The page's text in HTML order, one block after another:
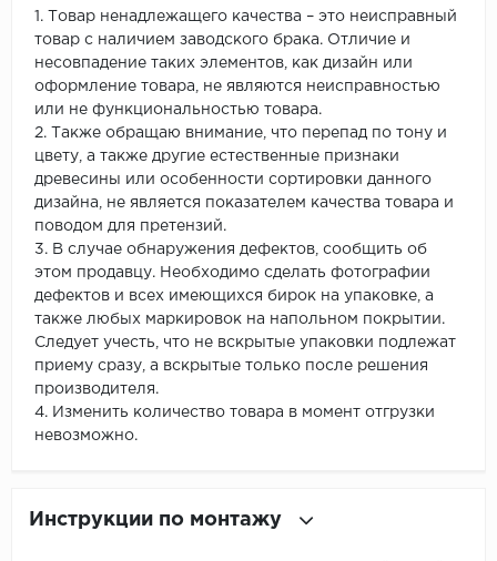
1. Товар ненадлежащего качества – это неисправный
товар с наличием заводского брака. Отличие и
несовпадение таких элементов, как дизайн или
оформление товара, не являются неисправностью
или не функциональностью товара.
2. Также обращаю внимание, что перепад по тону и
цвету, а также другие естественные признаки
древесины или особенности сортировки данного
дизайна, не является показателем качества товара и
поводом для претензий.
3. В случае обнаружения дефектов, сообщить об
этом продавцу. Необходимо сделать фотографии
дефектов и всех имеющихся бирок на упаковке, а
также любых маркировок на напольном покрытии.
Следует учесть, что не вскрытые упаковки подлежат
приему сразу, а вскрытые только после решения
производителя.
4. Изменить количество товара в момент отгрузки
невозможно.
Инструкции по монтажу